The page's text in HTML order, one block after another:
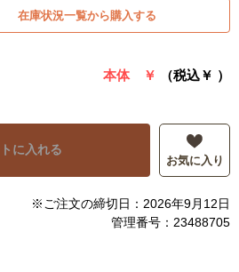
在庫状況一覧から購入する
本体 ￥ （税込￥ ）
に入れる
お気に入り
※ご注文の締切日：2026年9月12日
管理番号：23488705